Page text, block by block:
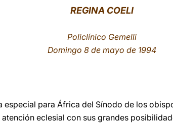
REGINA COELI
Policlínico Gemelli
Domingo 8 de mayo de 1994
especial para África del Sínodo de los
eclesial con sus grandes